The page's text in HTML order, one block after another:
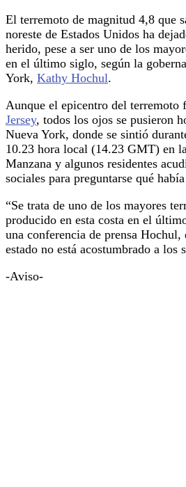
El terremoto de magnitud 4,8 que
noreste de Estados Unidos ha
herido, pese a ser uno de los
en el último siglo, según la
York, Kathy Hochul.
Aunque el epicentro del terremoto
Jersey, todos los ojos se pusieron
Nueva York, donde se sintió
10.23 hora local (14.23 GMT) en
Manzana y algunos residentes
sociales para preguntarse qué
“Se trata de uno de los mayores
producido en esta costa en el
una conferencia de prensa Hochul,
estado no está acostumbrado a los
-Aviso-